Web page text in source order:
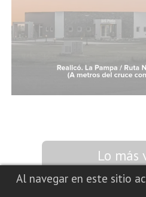
Lo más
Al navegar en este sitio